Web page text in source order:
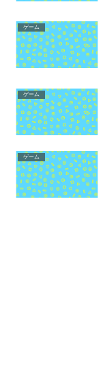
ゲーム
ゲーム
ゲーム